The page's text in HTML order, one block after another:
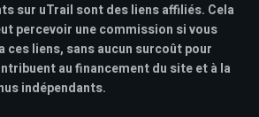
sur uTrail sont des liens affiliés. Cela
percevoir une commission si vous
ces liens, sans aucun surcoût pour
au financement du site et à la
indépendants.